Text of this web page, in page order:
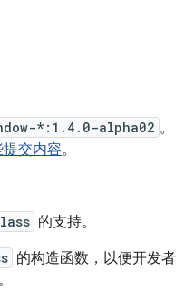
*:1.4.0-alpha02 。
交内容。
的支持。
的构造函数，以便开发者